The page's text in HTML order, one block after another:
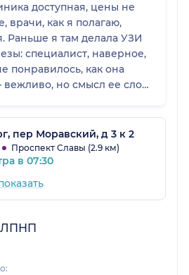
доступная, цены не
врачи, как я полагаю,
Раньше я там делала УЗИ
специалист, наверное,
понравилось, как она
вежливо, но смысл ее слов
для мамы: у нее
герпес, врач помог, и
было звонить ему с
лечение по
пер Моравский, д 3 к 2
Проспект Славы (2.9 км)
в 07:30
ЛПНП